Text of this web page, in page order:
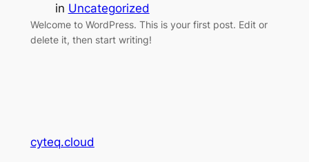
in Uncategorized
Welcome to WordPress. This is your first post. Edit or
delete it, then start writing!
cyteq.cloud